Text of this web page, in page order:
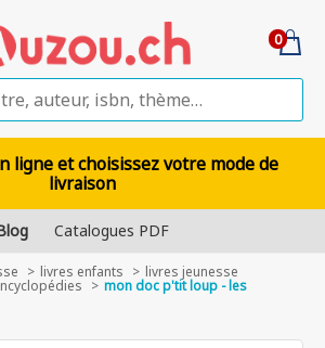
0
ligne et choisissez votre mode de
livraison
Catalogues PDF
livres enfants livres jeunesse
mon doc p'tit loup - les